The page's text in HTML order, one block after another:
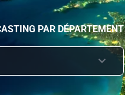
PAR DÉPARTEMENT